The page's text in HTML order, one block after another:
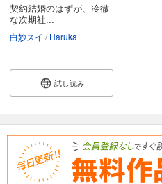
契約結婚のはずが、冷徹
な次期社...
白妙スイ Haruka
試し読み